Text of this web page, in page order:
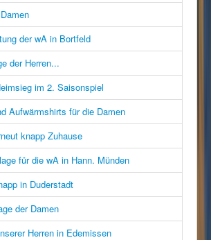
der wA in Bortfeld
der Herren...
im 2. Saisonspiel
Aufwärmshirts für die Damen
knapp Zuhause
für die wA in Hann. Münden
in Duderstadt
der Damen
Herren in Edemissen